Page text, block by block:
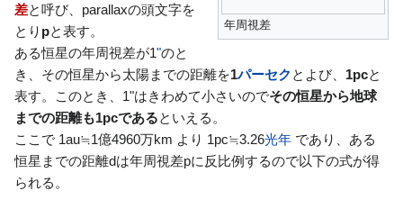
年周視差
差と呼び、parallaxの頭文字を
とり pと表す。
ある恒星の年周視差が1"のと
き、その恒星から太陽までの距離を1パーセク とよび、 1pcと
表す。このとき、1"はきわめて小さいのでその恒星から地球
までの距離も1pcであるといえる。
ここで 1au≒1億4960万km より 1pc≒3.26光年 であり、ある
恒星までの距離dは年周視差pに反比例するので以下の式が得
られる。